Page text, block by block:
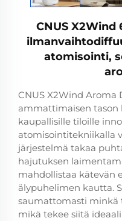
CNUS
atomisointi,
CNUS X2Wind Aroma
ammattimaisen
kaupallisille tiloille
atomisointitekniikalla
järjestelmä takaa
hajutuksen
mahdollistaa kätevän
älypuhelimen kautta.
saumattomasti minkä
mikä tekee siitä